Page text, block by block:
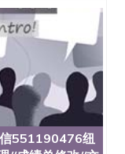
证、英国文
加拿大文凭
微信：
Jose State
Jose State
Jose State
Jose State
Jose State
Jose State
（San Jose
551190476纽